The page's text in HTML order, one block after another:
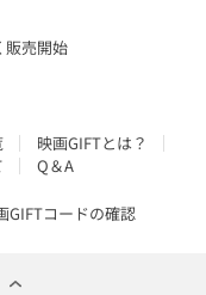
販売開始
映画GIFTとは？
Q＆A
GIFTコードの確認